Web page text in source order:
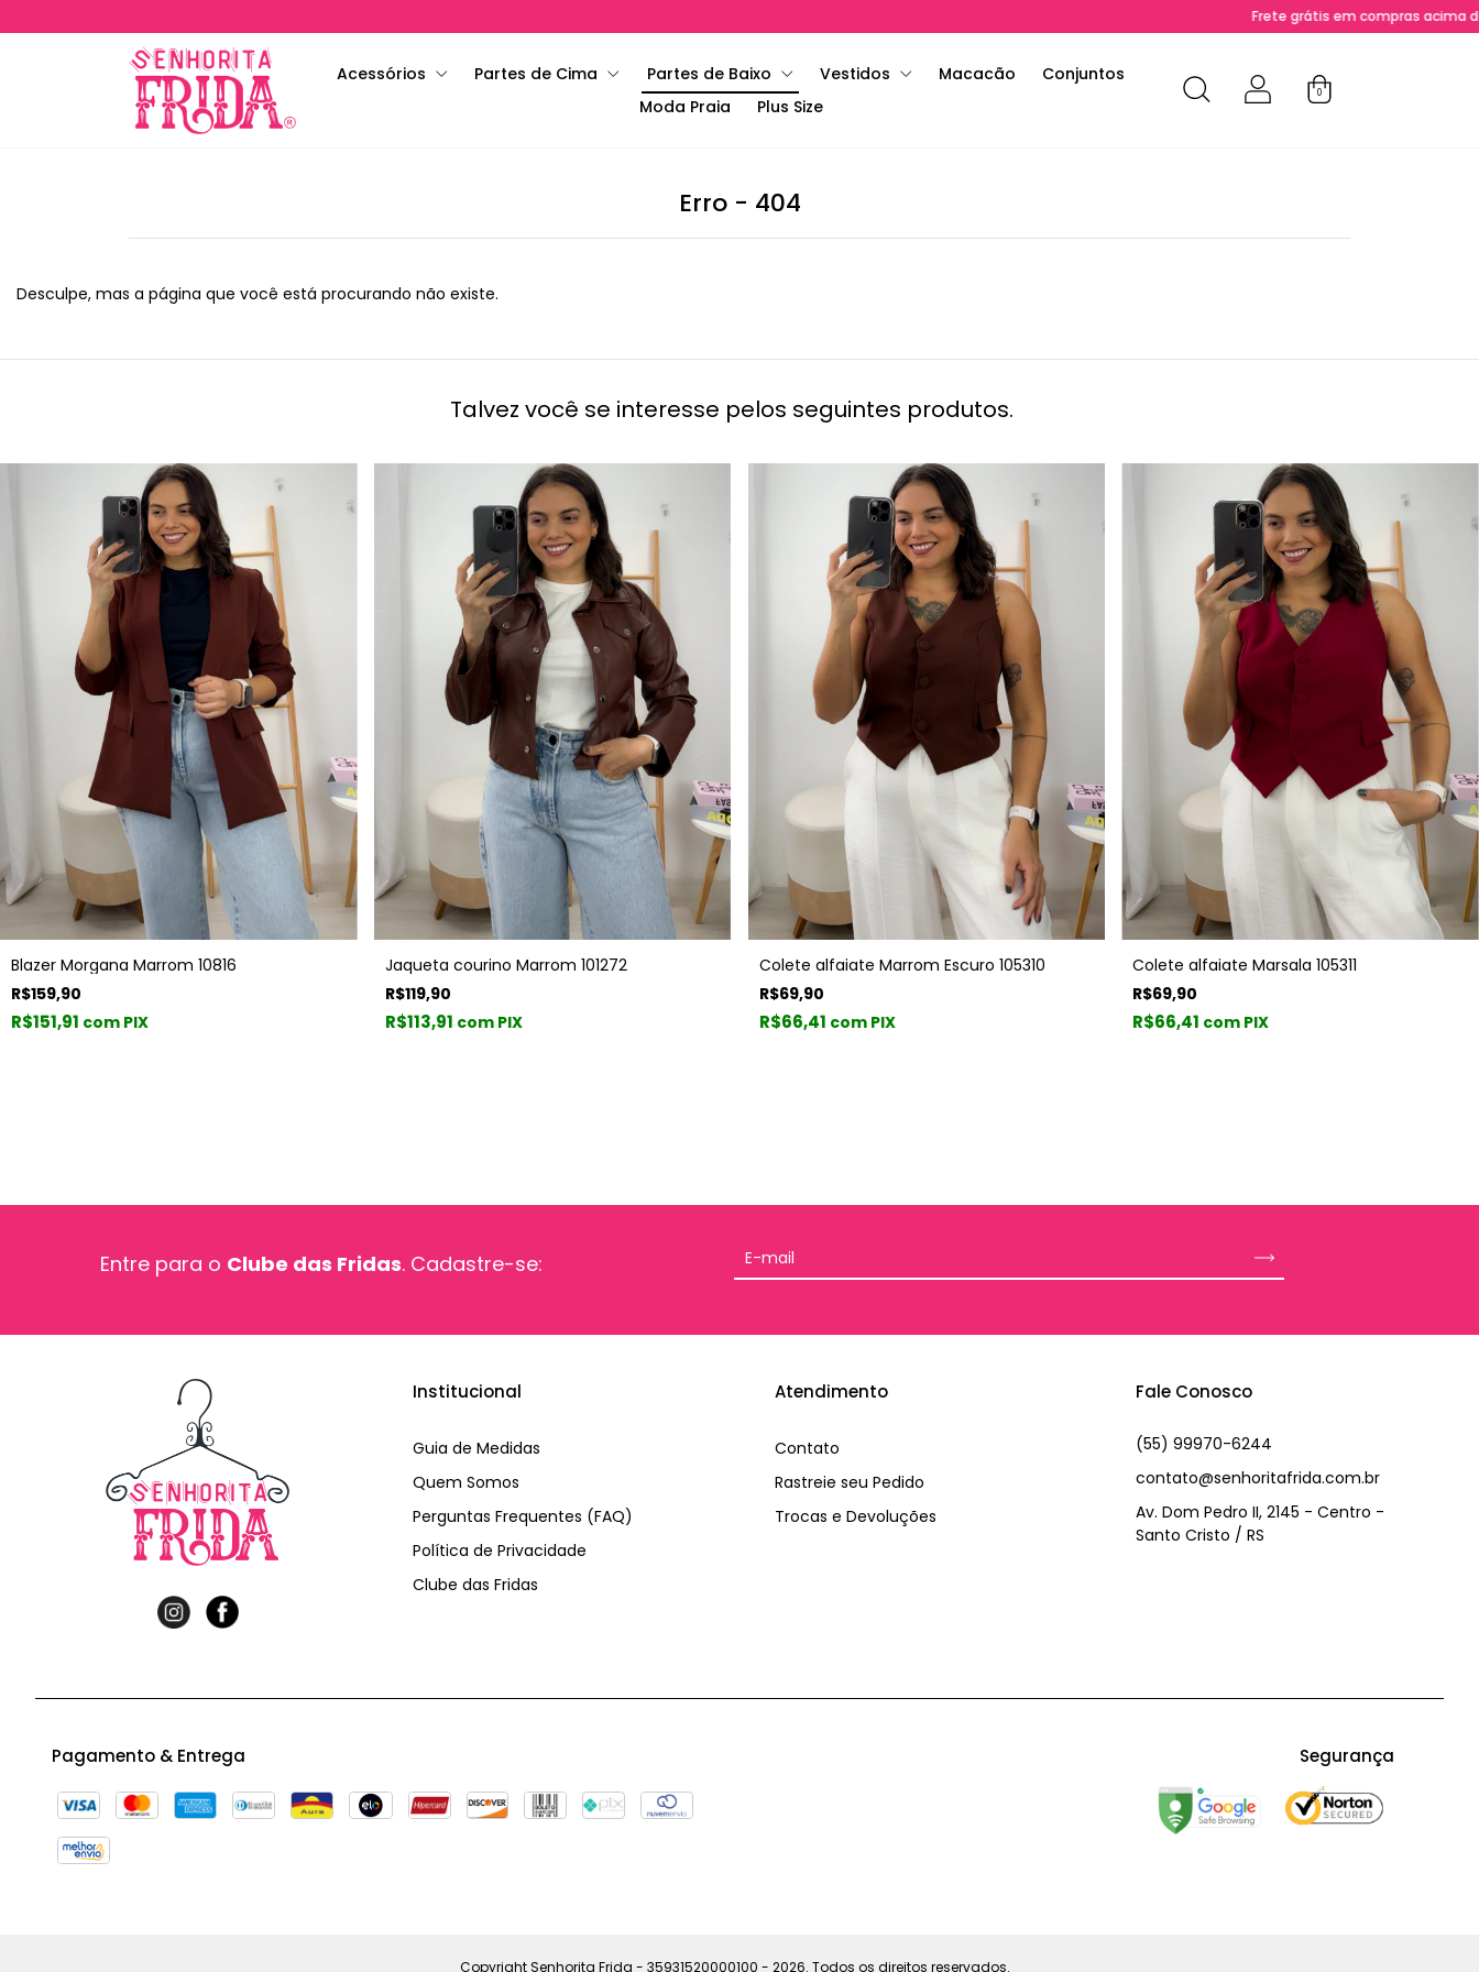
Frete grátis em compras acima de R$
Acessórios Partes de Cima Partes de Baixo Vestidos Macacão
Conjuntos
Moda Praia
Plus Size
0
Erro - 404
Desculpe, mas a página que você está procurando não existe.
Talvez você se interesse pelos seguintes produtos.
Blazer Morgana Marrom 10816
R$159,90
R$151,91 com PIX
Jaqueta courino Marrom 101272
R$119,90
R$113,91 com PIX
Colete alfaiate Marrom Escuro 105310
R$69,90
R$66,41 com PIX
Colete alfaiate Marsala 105311
R$69,90
R$66,41 com PIX
Entre para o Clube das Fridas. Cadastre-se:
Institucional
Guia de Medidas
Quem Somos
Perguntas Frequentes (FAQ)
Política de Privacidade
Clube das Fridas
Atendimento
Contato
Rastreie seu Pedido
Trocas e Devoluções
Fale Conosco
(55) 99970-6244
contato@senhoritafrida.com.br
Av. Dom Pedro II, 2145 - Centro -
Santo Cristo / RS
Pagamento & Entrega Segurança
Copyright Senhorita Frida - 35931520000100 - 2026. Todos os direitos reservados.